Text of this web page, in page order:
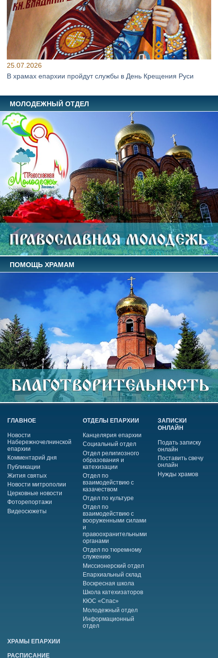
25.07.2026
В храмах епархии пройдут службы в День Крещения Руси
МОЛОДЕЖНЫЙ ОТДЕЛ
ПОМОЩЬ ХРАМАМ
ГЛАВНОЕ
Новости
Набережночелнинской
епархии
Комментарий дня
Публикации
Жития святых
Новости митрополии
Церковные новости
Фоторепортажи
Видеосюжеты
ОТДЕЛЫ ЕПАРХИИ
Канцелярия епархии
Социальный отдел
Отдел религиозного
образования и
катехизации
Отдел по
взаимодействию с
казачеством
Отдел по культуре
Отдел по
взаимодействию с
вооруженными силами
и
правоохранительными
органами
Отдел по тюремному
служению
Миссионерский отдел
Епархиальный склад
Воскресная школа
Школа катехизаторов
КЮС «Спас»
Молодежный отдел
Информационный
отдел
ЗАПИСКИ
ОНЛАЙН
Подать записку
онлайн
Поставить свечу
онлайн
Нужды храмов
ХРАМЫ ЕПАРХИИ
РАСПИСАНИЕ